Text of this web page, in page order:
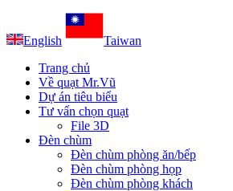
English
Taiwan
Trang chủ
Về quạt Mr.Vũ
Dự án tiêu biểu
Tư vấn chọn quạt
File 3D
Đèn chùm
Đèn chùm phòng ăn/bếp
Đèn chùm phòng họp
Đèn chùm phòng khách